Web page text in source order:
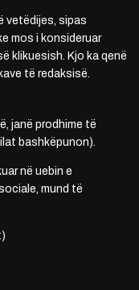
vetëdijes, sipas
mos i konsideruar
klikuesish. Kjo ka qenë
të redaksisë.
janë prodhime të
bashkëpunon).
në uebin e
mund të